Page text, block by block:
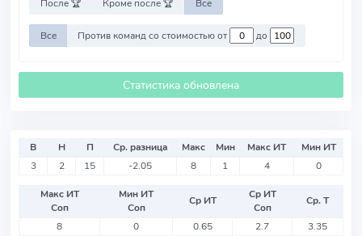
После 🏆 Кроме после 🏆 Все
Все Против команд со стоимостью от до
Статистика обновлена
В Н П Ср. разница Макс Мин Макс ИТ
Мин ИТ
3
2 15 -2.05 8 1 4 0
Макс ИТ
Соп
Мин ИТ
Соп
Ср ИТ
Ср ИТ
Соп
Ср. Т
8
0 0.65 2.7 3.35